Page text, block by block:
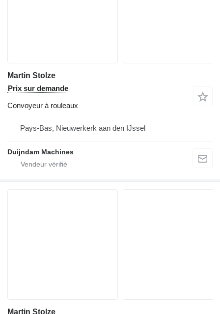
Martin Stolze
Prix sur demande
Convoyeur à rouleaux
Pays-Bas, Nieuwerkerk aan den IJssel
Duijndam Machines
Martin Stolze